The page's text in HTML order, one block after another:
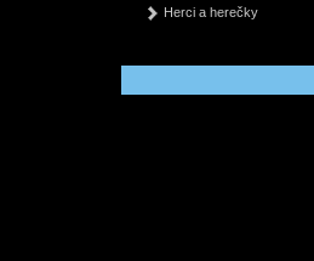
Herci a herečky